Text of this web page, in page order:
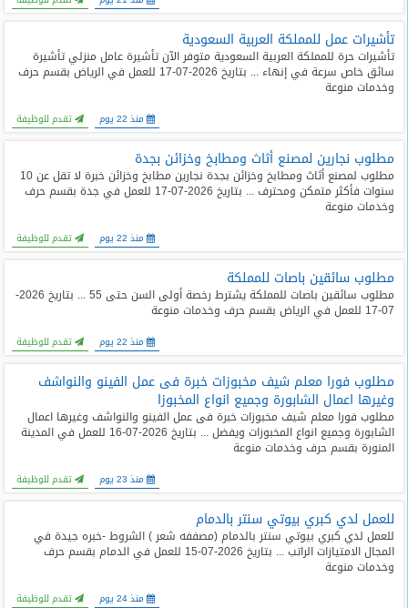
تأشيرات عمل للمملكة العربية السعودية
تأشيرات حرة للمملكة العربية السعودية متوفر الآن تأشيرة عامل منزلي تأشيرة
سائق خاص سرعة في إنهاء ... بتاريخ 2026-07-17 للعمل في الرياض بقسم حرف
وخدمات منوعة
منذ 22 يوم تقدم للوظيفة
مطلوب نجارين لمصنع أثاث ومطابخ وخزائن بجدة
مطلوب لمصنع أثاث ومطابخ وخزائن بجدة نجارين مطابخ وخزائن خبرة لا تقل عن 10
سنوات فأكثر متمكن ومحترف ... بتاريخ 2026-07-17 للعمل في جدة بقسم حرف
وخدمات منوعة
منذ 22 يوم تقدم للوظيفة
مطلوب سائقين باصات للمملكة
مطلوب سائقين باصات للمملكة يشترط رخصة أولى السن حتى 55 ... بتاريخ 2026-
07-17 للعمل في الرياض بقسم حرف وخدمات منوعة
منذ 22 يوم تقدم للوظيفة
مطلوب فورا معلم شيف مخبوزات خبرة فى عمل الفينو والنواشف
وغيرها اعمال الشابورة وجميع انواع المخبوزا
مطلوب فورا معلم شيف مخبوزات خبرة فى عمل الفينو والنواشف وغيرها اعمال
الشابورة وجميع انواع المخبوزات ويفضل ... بتاريخ 2026-07-16 للعمل في المدينة
المنورة بقسم حرف وخدمات منوعة
منذ 23 يوم تقدم للوظيفة
للعمل لدي كبري بيوتي سنتر بالدمام
للعمل لدي كبري بيوتي سنتر بالدمام (مصففه شعر ) الشروط -خبره جيدة في
المجال الامتيازات الراتب ... بتاريخ 2026-07-15 للعمل في الدمام بقسم حرف
وخدمات منوعة
منذ 24 يوم تقدم للوظيفة